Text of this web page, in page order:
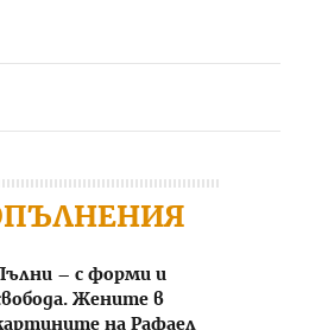
– с форми и
Жените в
на Рафаел